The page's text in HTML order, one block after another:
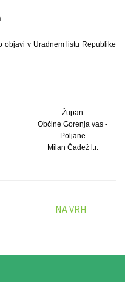
objavi v Uradnem listu Republike
Župan
Občine Gorenja vas -
Poljane
Milan Čadež l.r.
NA VRH